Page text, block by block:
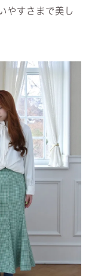
やすさまで美し